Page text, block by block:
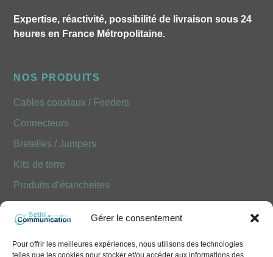
Gérer le consentement
Pour offrir les meilleures expériences, nous utilisons des technologies
telles que les cookies pour stocker et/ou accéder aux informations des
Expertise, réactivité, possibilité de livraison sous 24
heures en France Métropolitaine.
NOS PRODUITS
Cables coaxiaux / Feeders
Connecteurs
Bretelles / Jumpers
Kits de terre
Produits d’étancheites